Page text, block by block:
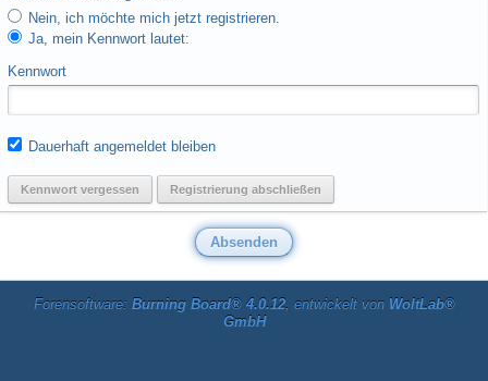
Nein, ich möchte mich jetzt registrieren.
Ja, mein Kennwort lautet:
Kennwort
Dauerhaft angemeldet bleiben
Kennwort vergessen Registrierung abschließen
Forensoftware: Burning Board® 4.0.12, entwickelt von WoltLab®
GmbH